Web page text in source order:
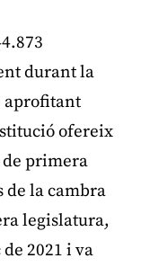
durant la
aprofitant
ofereix
de primera
de la cambra
legislatura,
2021 i va